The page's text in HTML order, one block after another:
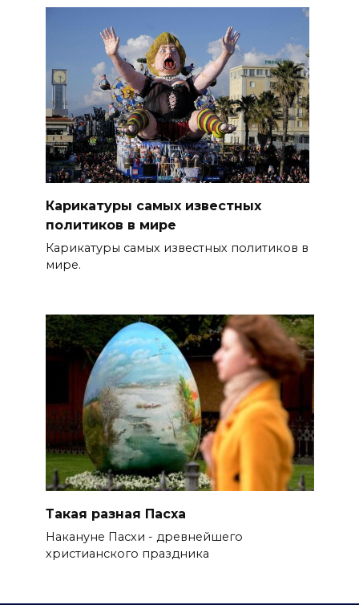
Карикатуры самых известных
политиков в мире
Карикатуры самых известных политиков в
мире.
Такая разная Пасха
Накануне Пасхи - древнейшего
христианского праздника